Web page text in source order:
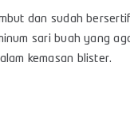
dan sudah
sari buah yang
kemasan blister.